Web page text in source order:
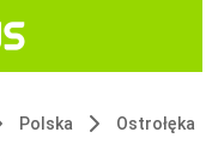
Polska Ostrołęka